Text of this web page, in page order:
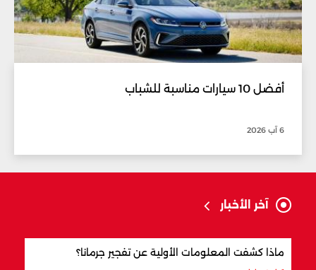
أفضل 10 سيارات مناسبة للشباب
6 آب 2026
آخر الأخبار
ماذا كشفت المعلومات الأولية عن تفجير جرمانا؟